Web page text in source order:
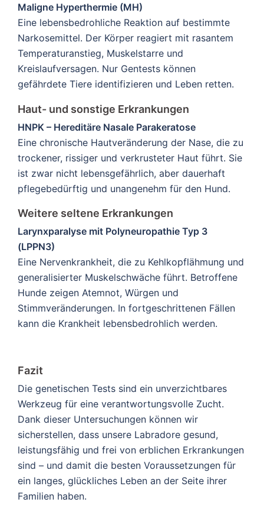
Maligne Hyperthermie (MH)
Eine lebensbedrohliche Reaktion auf bestimmte
Narkosemittel. Der Körper reagiert mit rasantem
Temperaturanstieg, Muskelstarre und
Kreislaufversagen. Nur Gentests können
gefährdete Tiere identifizieren und Leben retten.
Haut- und sonstige Erkrankungen
HNPK – Hereditäre Nasale Parakeratose
Eine chronische Hautveränderung der Nase, die zu
trockener, rissiger und verkrusteter Haut führt. Sie
ist zwar nicht lebensgefährlich, aber dauerhaft
pflegebedürftig und unangenehm für den Hund.
Weitere seltene Erkrankungen
Larynxparalyse mit Polyneuropathie Typ 3
(LPPN3)
Eine Nervenkrankheit, die zu Kehlkopflähmung und
generalisierter Muskelschwäche führt. Betroffene
Hunde zeigen Atemnot, Würgen und
Stimmveränderungen. In fortgeschrittenen Fällen
kann die Krankheit lebensbedrohlich werden.
Fazit
Die genetischen Tests sind ein unverzichtbares
Werkzeug für eine verantwortungsvolle Zucht.
Dank dieser Untersuchungen können wir
sicherstellen, dass unsere Labradore gesund,
leistungsfähig und frei von erblichen Erkrankungen
sind – und damit die besten Voraussetzungen für
ein langes, glückliches Leben an der Seite ihrer
Familien haben.